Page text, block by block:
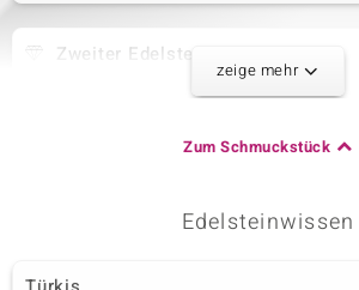
Zweiter Edelstein
Schliff
Rundschliff
China
zeige mehr
Zum Schmuckstück
Edelsteinwissen